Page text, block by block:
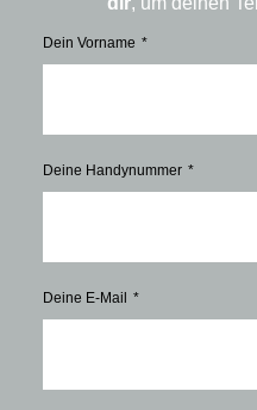
Dein Vorname
Deine Handynummer
Deine E-Mail